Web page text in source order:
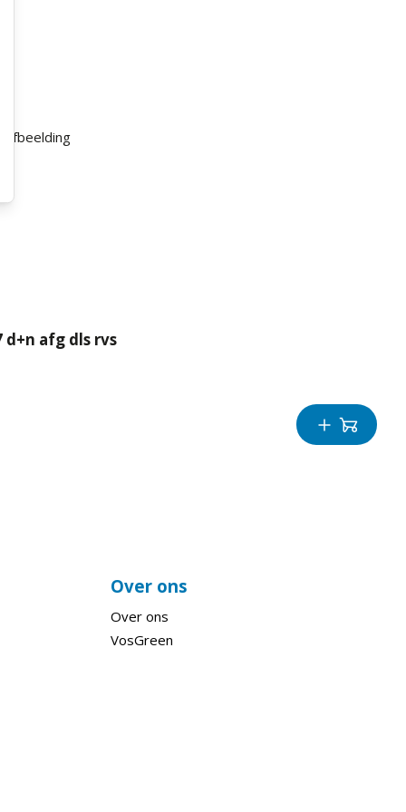
afg dls rvs
Over ons
Over ons
VosGreen